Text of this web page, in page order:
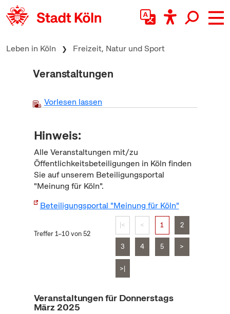
zum Inhalt springen
Leben in Köln Freizeit, Natur und Sport
Veranstaltungen
Vorlesen lassen
Hinweis:
Alle Veranstaltungen mit/zu
Öffentlichkeitsbeteiligungen in Köln finden
Sie auf unserem Beteiligungsportal
"Meinung für Köln".
Beteiligungsportal "Meinung für Köln"
Treffer 1–10 von 52
|< < 1 2
3 4 5 >
>|
Veranstaltungen für Donnerstags
März 2025